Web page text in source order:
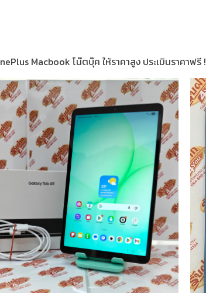
Macbook โน๊ตบุ๊ค ให้ราคาสูง ประเมินราคาฟรี !